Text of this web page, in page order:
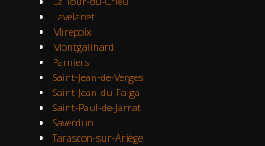
Lavelanet
Mirepoix
Montgailhard
Pamiers
Saint-Jean-de-Verges
Saint-Jean-du-Falga
Saint-Paul-de-Jarrat
Saverdun
Tarascon-sur-Ariège